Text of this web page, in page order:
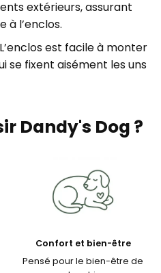
extérieurs, assurant
à l’enclos.
est facile à monter
se fixent aisément les uns
Dandy's Dog ?
Confort et bien-être
Pensé pour le bien-être de